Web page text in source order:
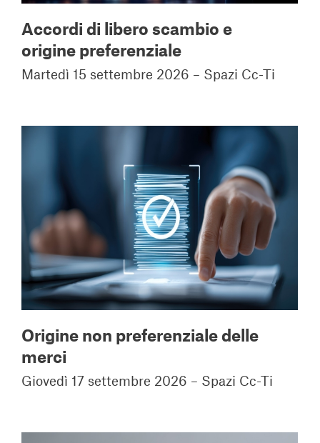
Accordi di libero scambio e
origine preferenziale
Martedì 15 settembre 2026 – Spazi Cc-Ti
Origine non preferenziale delle
merci
Giovedì 17 settembre 2026 – Spazi Cc-Ti